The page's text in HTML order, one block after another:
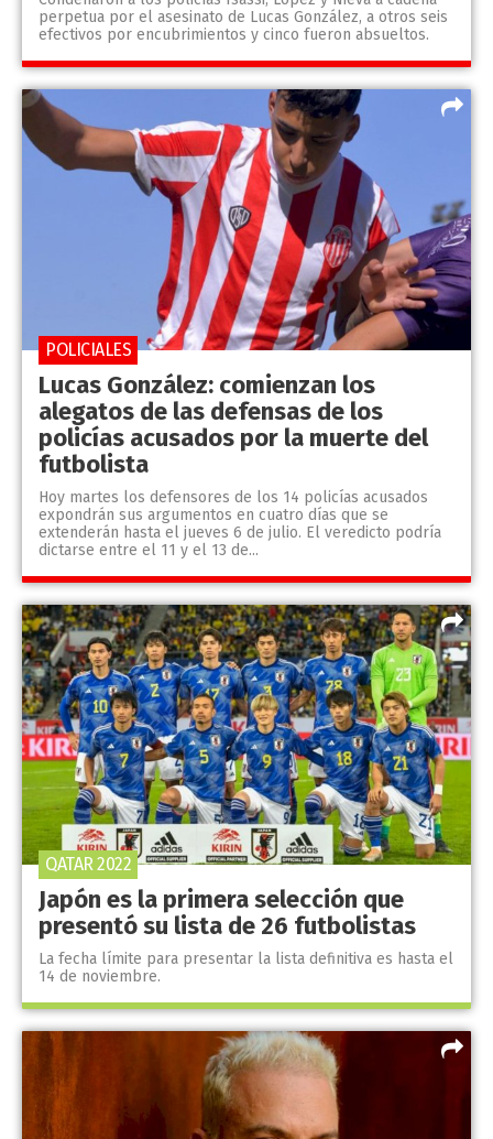
perpetua por el asesinato de Lucas González, a otros seis
efectivos por encubrimientos y cinco fueron absueltos.
Lucas González: comienzan los
alegatos de las defensas de los
policías acusados por la muerte del
futbolista
Hoy martes los defensores de los 14 policías acusados
expondrán sus argumentos en cuatro días que se
extenderán hasta el jueves 6 de julio. El veredicto podría
dictarse entre el 11 y el 13 de...
POLICIALES
Japón es la primera selección que
presentó su lista de 26 futbolistas
La fecha límite para presentar la lista definitiva es hasta el
14 de noviembre.
QATAR 2022